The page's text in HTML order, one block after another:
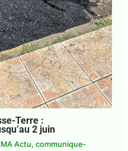
Terre :
2 juin
Actu ,
de-